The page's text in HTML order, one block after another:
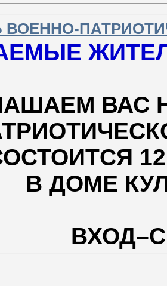
ВОЕННО-
ВАС
В ДОМЕ